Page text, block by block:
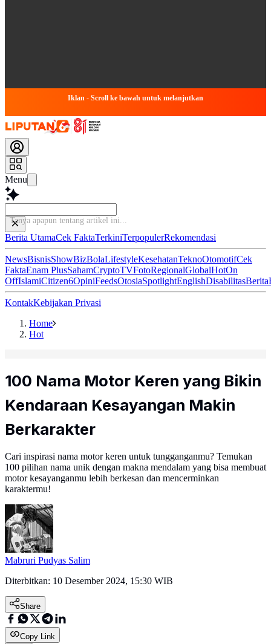
Iklan - Scroll ke bawah untuk melanjutkan
Menu
Tanya apapun ten
Berita UtamaCek FaktaTerkiniTerpopulerRekomendasi
NewsBisnisShowBizBolaLifestyleKesehatanTeknoOtomotifCek
FaktaEnam PlusSahamCryptoTVFotoRegionalGlobalHotOn
OffIslamiCitizen6OpiniFeedsOtosiaSpotlightEnglishDisabilitasBerita
KontakKebijakan Privasi
Home
Hot
100 Nama Motor Keren yang Bikin
Kendaraan Kesayangan Makin
Berkarakter
Cari inspirasi nama motor keren untuk tungganganmu? Temukan
100 pilihan nama unik dengan makna mendalam yang bisa membuat
motor kesayanganmu lebih berkesan dan mencerminkan
karaktermu!
Mabruri Pudyas Salim
Diterbitkan: 10 Desember 2024, 15:30 WIB
Share
Copy Link